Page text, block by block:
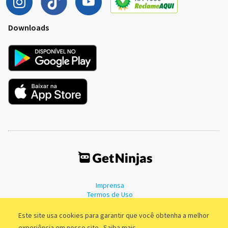
Este site usa cookies para garantir que você obtenha a melhor
Downloads
Imprensa
Termos de Uso